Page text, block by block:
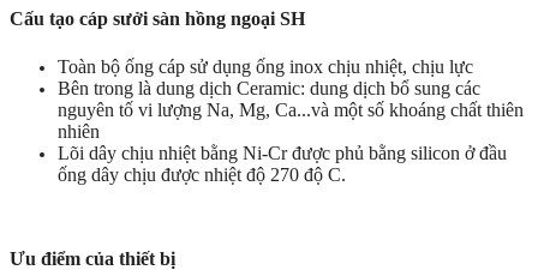
Cấu tạo cáp sưởi sàn hồng ngoại SH
Toàn bộ ống cáp sử dụng ống inox chịu nhiệt, chịu lực
Bên trong là dung dịch Ceramic: dung dịch bổ sung các
nguyên tố vi lượng Na, Mg, Ca...và một số khoáng chất thiên
nhiên
Lõi dây chịu nhiệt bằng Ni-Cr được phủ bằng silicon ở đầu
ống dây chịu được nhiệt độ 270 độ C.
Ưu điểm của thiết bị